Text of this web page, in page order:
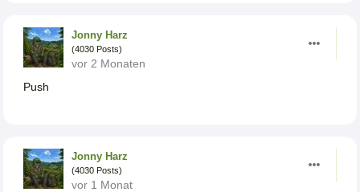
Jonny Harz
(4030 Posts)
vor 2 Monaten
Push
Jonny Harz
(4030 Posts)
vor 1 Monat